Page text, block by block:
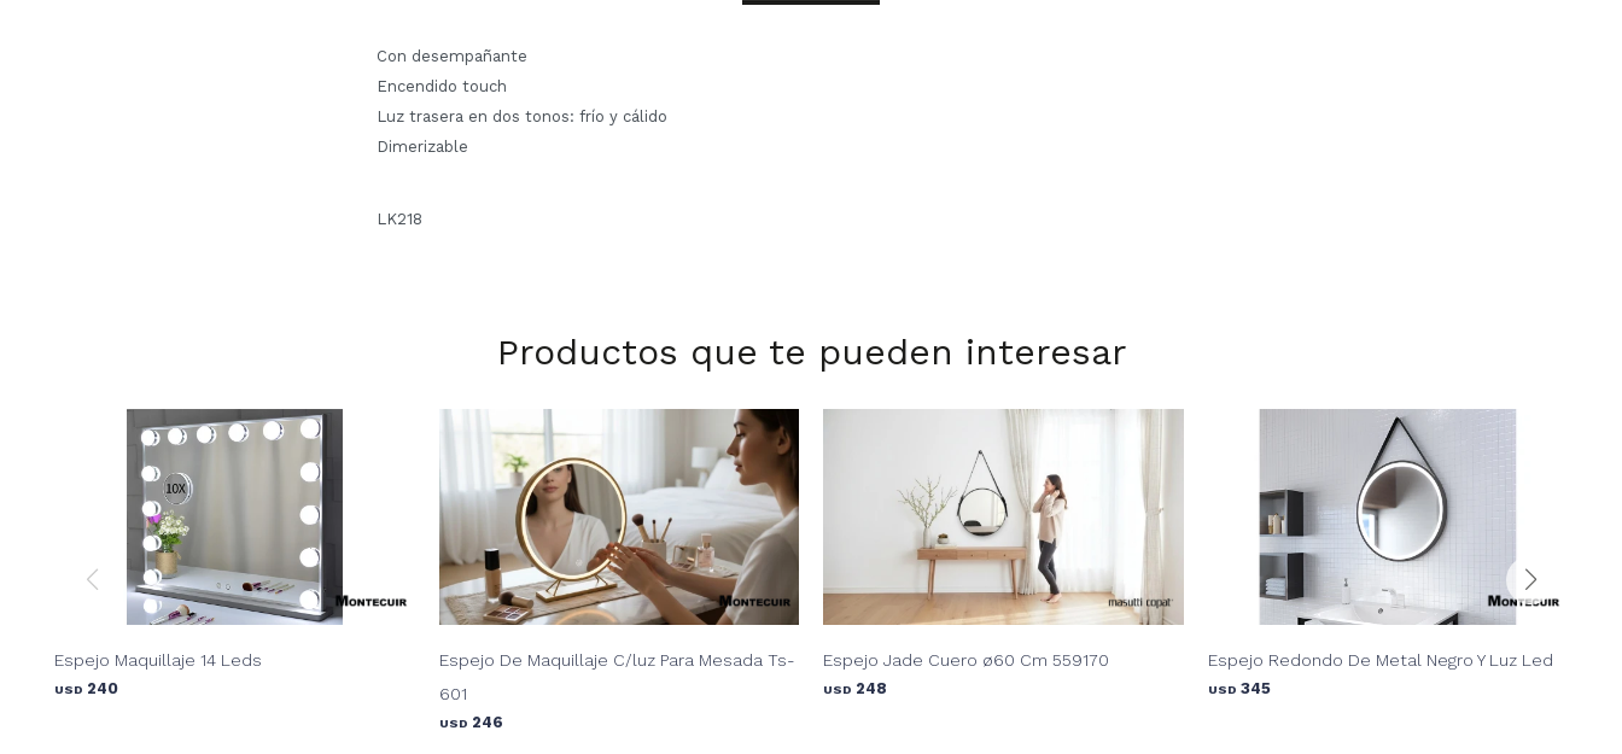
Con desempañante
Encendido touch
Luz trasera en dos tonos: frío y cálido
Dimerizable
LK218
Productos que te pueden interesar
Espejo Maquillaje 14 Leds
USD 240
Espejo De Maquillaje C/luz Para Mesada Ts-
601
USD 246
Espejo Jade Cuero ø60 Cm 559170
USD 248
Espejo Redondo De Metal Negro Y Luz Led
USD 345